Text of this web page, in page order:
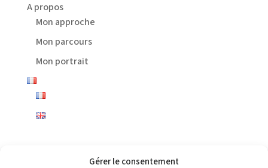
Gérer le consentement
A propos
Mon approche
Mon parcours
Mon portrait